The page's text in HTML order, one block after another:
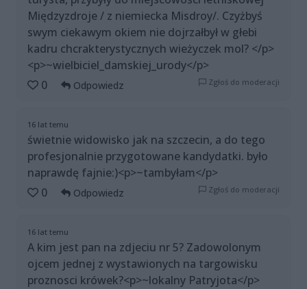
Międzyzdroje / z niemiecka Misdroy/. Czyżbyś
swym ciekawym okiem nie dojrzałbył w głebi
kadru chcrakterystycznych wieżyczek mol? </p>
<p>~wielbiciel_damskiej_urody</p>
0
Odpowiedz Zgłoś do moderacji
16 lat temu
świetnie widowisko jak na szczecin, a do tego
profesjonalnie przygotowane kandydatki. było
naprawdę fajnie:)<p>~tambyłam</p>
0
Odpowiedz Zgłoś do moderacji
16 lat temu
A kim jest pan na zdjeciu nr 5? Zadowolonym
ojcem jednej z wystawionych na targowisku
proznosci krówek?<p>~lokalny Patryjota</p>